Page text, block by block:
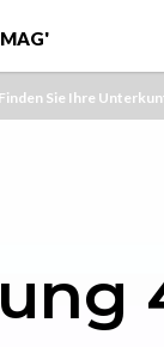
MAG'
Finden Sie Ihre